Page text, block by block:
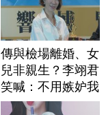
傳與檢場離婚、女
兒非親生？李翊君
笑喊：不用嫉妒我